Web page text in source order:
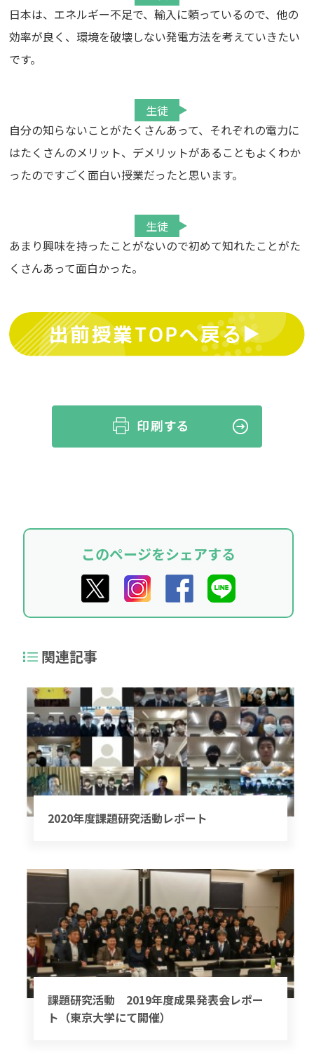
日本は、エネルギー不足で、輸入に頼っているので、他の
効率が良く、環境を破壊しない発電方法を考えていきたい
です。
生徒
自分の知らないことがたくさんあって、それぞれの電力に
はたくさんのメリット、デメリットがあることもよくわか
ったのですごく面白い授業だったと思います。
生徒
あまり興味を持ったことがないので初めて知れたことがた
くさんあって面白かった。
このページをシェアする
関連記事
2020年度課題研究活動レポート
課題研究活動 2019年度成果発表会レポー
ト（東京大学にて開催）